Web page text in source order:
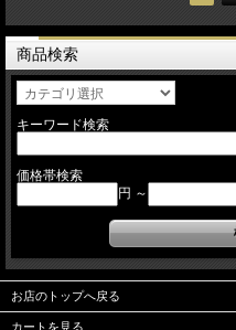
商品検索
キーワード検索
価格帯検索
円 ～
お店のトップへ戻る
カートを見る